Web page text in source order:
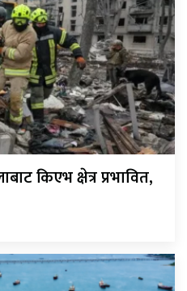
किएभ क्षेत्र प्रभावित,